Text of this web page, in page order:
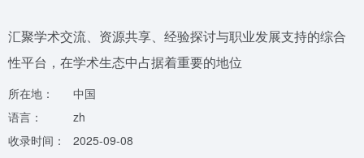
汇聚学术交流、资源共享、经验探讨与职业发展支持的综合
性平台，在学术生态中占据着重要的地位
所在地：
中国
语言：
zh
收录时间：
2025-09-08